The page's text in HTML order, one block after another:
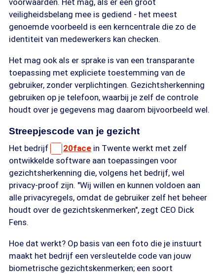
voorwaarden. Het mag, als er een groot
veiligheidsbelang mee is gediend - het meest
genoemde voorbeeld is een kerncentrale die zo de
identiteit van medewerkers kan checken.
Het mag ook als er sprake is van een transparante
toepassing met expliciete toestemming van de
gebruiker, zonder verplichtingen. Gezichtsherkenning
gebruiken op je telefoon, waarbij je zelf de controle
houdt over je gegevens mag daarom bijvoorbeeld wel.
Streepjescode van je gezicht
Het bedrijf 20face in Twente werkt met zelf
ontwikkelde software aan toepassingen voor
gezichtsherkenning die, volgens het bedrijf, wel
privacy-proof zijn. "Wij willen en kunnen voldoen aan
alle privacyregels, omdat de gebruiker zelf het beheer
houdt over de gezichtskenmerken", zegt CEO Dick
Fens.
Hoe dat werkt? Op basis van een foto die je instuurt
maakt het bedrijf een versleutelde code van jouw
biometrische gezichtskenmerken; een soort